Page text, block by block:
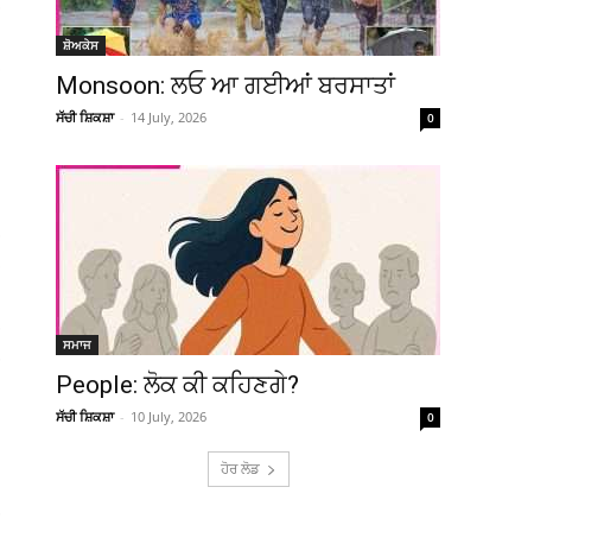
ਸ਼ੋਅਕੇਸ
Monsoon: ਲਓ ਆ ਗਈਆਂ ਬਰਸਾਤਾਂ
ਸੱਚੀ ਸ਼ਿਕਸ਼ਾ - 14 July, 2026 0
ਸਮਾਜ
People: ਲੋਕ ਕੀ ਕਹਿਣਗੇ?
ਸੱਚੀ ਸ਼ਿਕਸ਼ਾ - 10 July, 2026 0
ਹੋਰ ਲੋਡ